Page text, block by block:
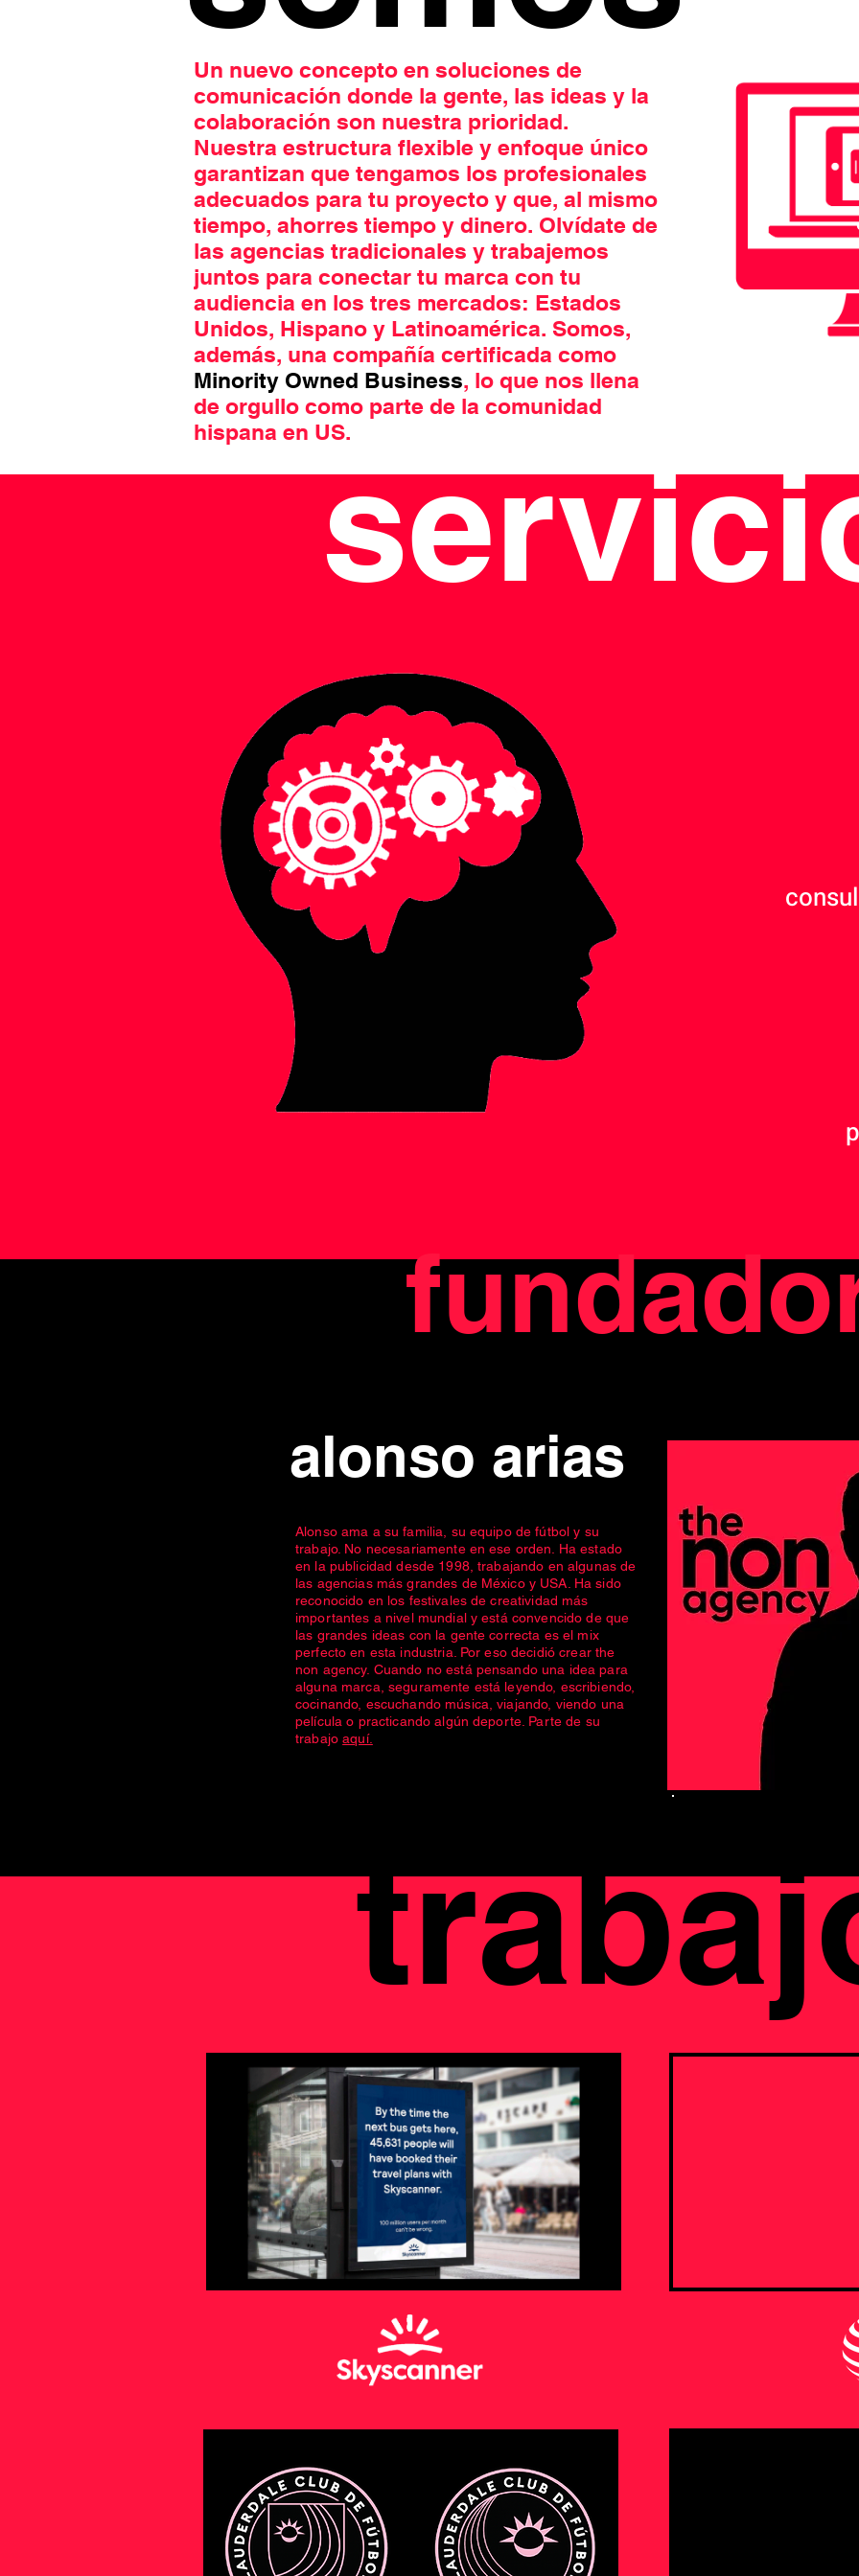
Un nuevo concepto en soluciones de
comunicación donde la gente, las ideas y la
colaboración son nuestra prioridad.
Nuestra estructura flexible y enfoque único
garantizan que tengamos los profesionales
adecuados para tu proyecto y que, al mismo
tiempo, ahorres tiempo y dinero. Olvídate de
las agencias tradicionales y trabajemos
juntos para conectar tu marca con tu
audiencia en los tres mercados: Estados
Unidos, Hispano y Latinoamérica. Somos,
además, una compañía certificada como
Minority Owned Business, lo que nos llena
de orgullo como parte de la comunidad
hispana en US.
alonso arias
Alonso ama a su familia, su equipo de fútbol y su
trabajo. No necesariamente en ese orden. Ha estado
en la publicidad desde 1998, trabajando en algunas de
las agencias más grandes de México y USA. Ha sido
reconocido en los festivales de creatividad más
importantes a nivel mundial y está convencido de que
las grandes ideas con la gente correcta es el mix
perfecto en esta industria. Por eso decidió crear the
non agency. Cuando no está pensando una idea para
alguna marca, seguramente está leyendo, escribiendo,
cocinando, escuchando música, viajando, viendo una
película o practicando algún deporte. Parte de su
trabajoaquí.